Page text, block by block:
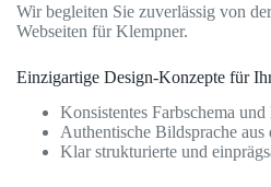
Wir begleiten Sie zuverlässig von
Webseiten für Klempner.
Einzigartige Design-Konzepte für
Konsistentes Farbschema
Authentische Bildsprache
Klar strukturierte und